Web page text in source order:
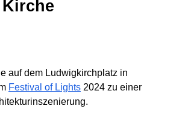
Kirche
auf dem Ludwigkirchplatz in
Festival of Lights 2024 zu einer